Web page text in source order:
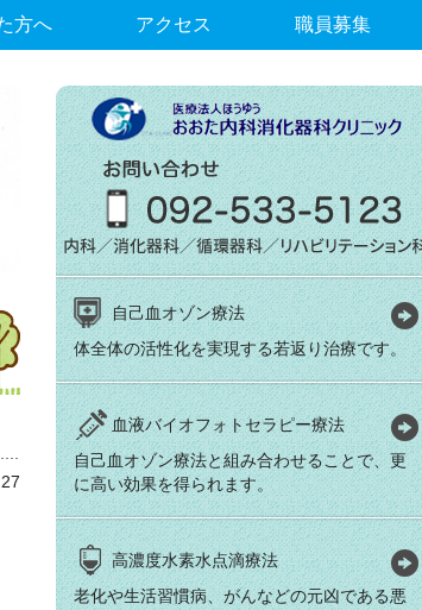
方へ アクセス 職員募集
自己血オゾン療法
体全体の活性化を実現する若返り治療です。
血液バイオフォトセラピー療法
自己血オゾン療法と組み合わせることで、更
に高い効果を得られます。
高濃度水素水点滴療法
老化や生活習慣病、がんなどの元凶である悪